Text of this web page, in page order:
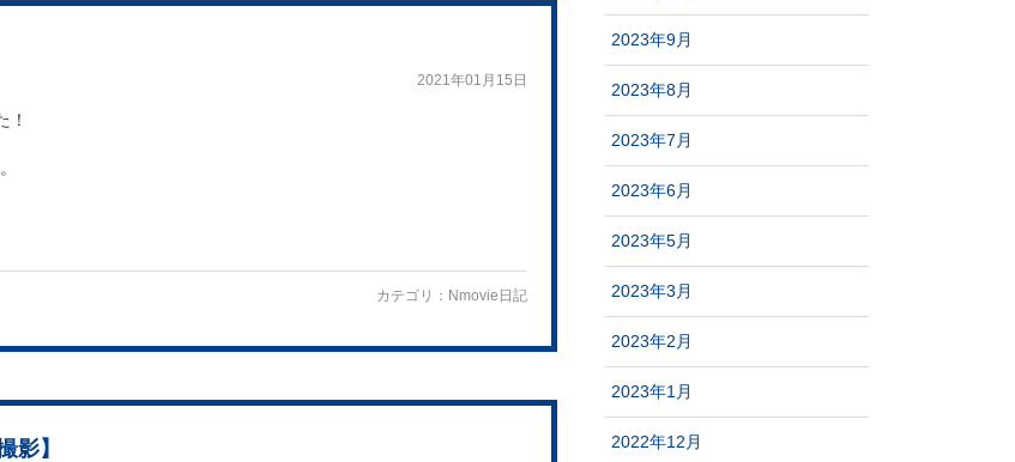
2021年01月15日
！
カテゴリ： Nmovie日記
影】
2023年9月
2023年8月
2023年7月
2023年6月
2023年5月
2023年3月
2023年2月
2023年1月
2022年12月